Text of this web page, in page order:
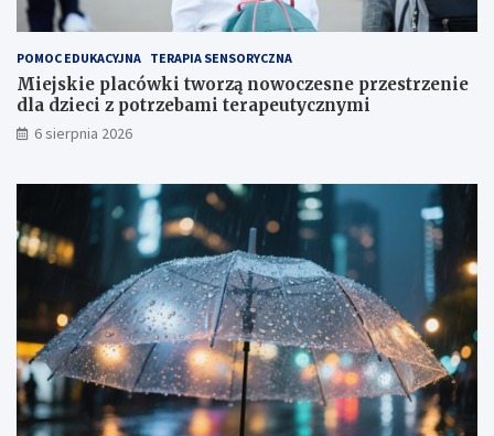
u
ż
,
t
u
ż
POMOC EDUKACYJNA TERAPIA SENSORYCZNA
Miejskie placówki tworzą nowoczesne przestrzenie
dla dzieci z potrzebami terapeutycznymi
6 sierpnia 2026